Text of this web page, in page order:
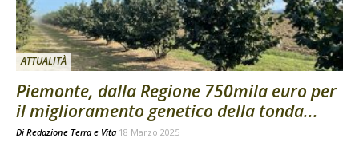
ATTUALITÀ
Piemonte, dalla Regione 750mila euro per
il miglioramento genetico della tonda...
Di Redazione Terra e Vita 18 Marzo 2025